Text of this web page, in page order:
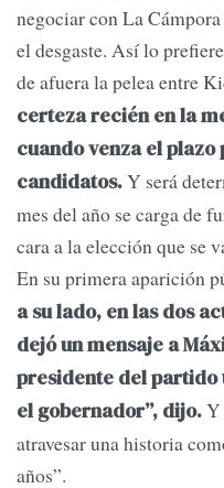
negociar con La
el desgaste. Así lo
de afuera la pelea entre
certeza recién en la
cuando venza el
candidatos.Y será
mes del año se carga de
cara a la elección que se
En su primera aparición
a su lado, en las dos
dejó un mensaje a
presidente del partido
el gobernador”, dijo.Y
atravesar una historia
años”.